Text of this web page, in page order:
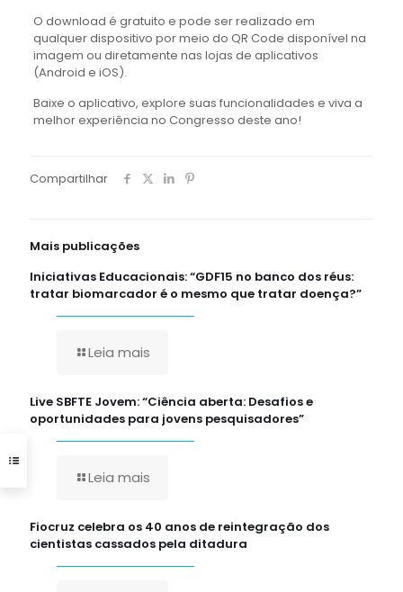
O download é gratuito e pode ser realizado em
qualquer dispositivo por meio do QR Code disponível na
imagem ou diretamente nas lojas de aplicativos
(Android e iOS).
Baixe o aplicativo, explore suas funcionalidades e viva a
melhor experiência no Congresso deste ano!
Compartilhar
Mais publicações
Iniciativas Educacionais: “GDF15 no banco dos réus:
tratar biomarcador é o mesmo que tratar doença?”
Leia mais
Live SBFTE Jovem: “Ciência aberta: Desafios e
oportunidades para jovens pesquisadores”
Leia mais
Fiocruz celebra os 40 anos de reintegração dos
cientistas cassados pela ditadura